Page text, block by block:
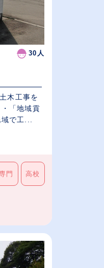
30人
木工事を
「地域貢
で工...
門 高校